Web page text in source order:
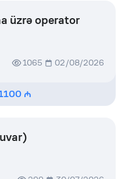
üzrə operator
1065 02/08/2026